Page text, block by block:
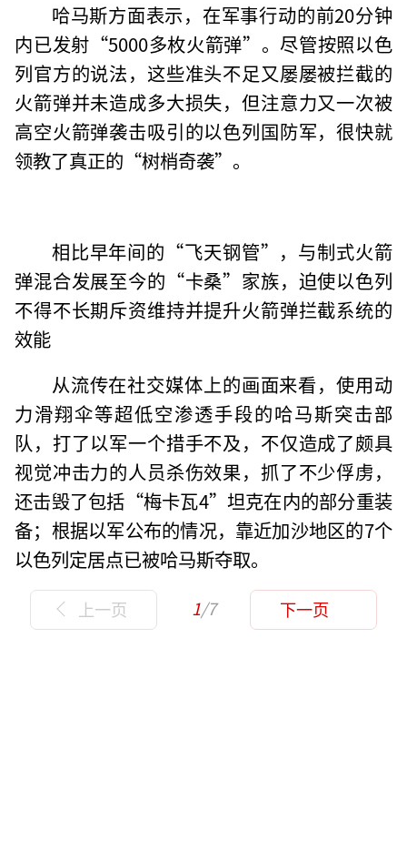
哈马斯方面表示，在军事行动的前20分钟
内已发射“5000多枚火箭弹”。尽管按照以色
列官方的说法，这些准头不足又屡屡被拦截的
火箭弹并未造成多大损失，但注意力又一次被
高空火箭弹袭击吸引的以色列国防军，很快就
领教了真正的“树梢奇袭”。
相比早年间的“飞天钢管”，与制式火箭
弹混合发展至今的“卡桑”家族，迫使以色列
不得不长期斥资维持并提升火箭弹拦截系统的
效能
从流传在社交媒体上的画面来看，使用动
力滑翔伞等超低空渗透手段的哈马斯突击部
队，打了以军一个措手不及，不仅造成了颇具
视觉冲击力的人员杀伤效果，抓了不少俘虏，
还击毁了包括“梅卡瓦4”坦克在内的部分重装
备；根据以军公布的情况，靠近加沙地区的7个
以色列定居点已被哈马斯夺取。
上一页 1/7 下一页